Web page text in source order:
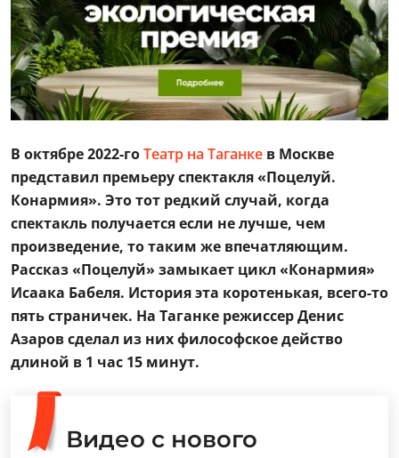
В октябре 2022-гоТеатр на Таганке в Москве
представил премьеру спектакля «Поцелуй.
Конармия». Это тот редкий случай, когда
спектакль получается если не лучше, чем
произведение, то таким же впечатляющим.
Рассказ «Поцелуй» замыкает цикл «Конармия»
Исаака Бабеля. История эта коротенькая, всего-то
пять страничек. На Таганке режиссер Денис
Азаров сделал из них философское действо
длиной в 1 час 15 минут.
Видео с нового